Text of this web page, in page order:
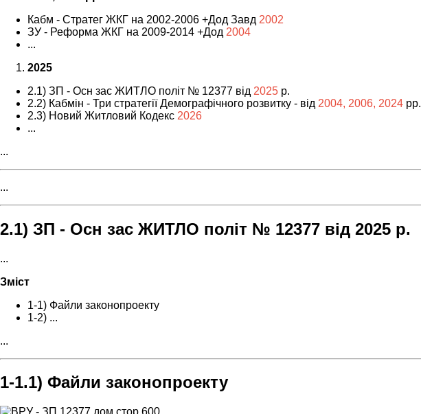
Кабм - Стратег ЖКГ на 2002-2006 +Дод Завд 2002
ЗУ - Реформа ЖКГ на 2009-2014 +Дод 2004
...
2025
2.1) ЗП - Осн зас ЖИТЛО політ № 12377 від 2025 р.
2.2) Кабмін - Три стратегії Демографічного розвитку - від 2004, 2006, 2024 рр.
2.3) Новий Житловий Кодекс 2026
...
...
...
2.1) ЗП - Осн зас ЖИТЛО політ № 12377 від 2025 р.
...
Зміст
1-1) Файли законопроекту
1-2) ...
...
1-1.1) Файли законопроекту